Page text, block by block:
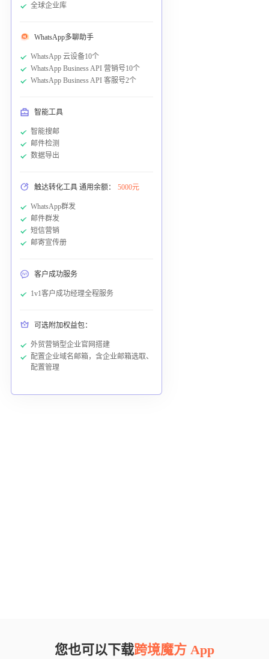
全球企业库
WhatsApp多聊助手
WhatsApp 云设备10个
WhatsApp Business API 营销号10个
WhatsApp Business API 客服号2个
智能工具
智能搜邮
邮件检测
数据导出
触达转化工具 通用余额： 5000元
WhatsApp群发
邮件群发
短信营销
邮寄宣传册
客户成功服务
1v1客户成功经理全程服务
可选附加权益包：
外贸营销型企业官网搭建
配置企业域名邮箱，含企业邮箱选取、
配置管理
您也可以下载跨境魔方 App